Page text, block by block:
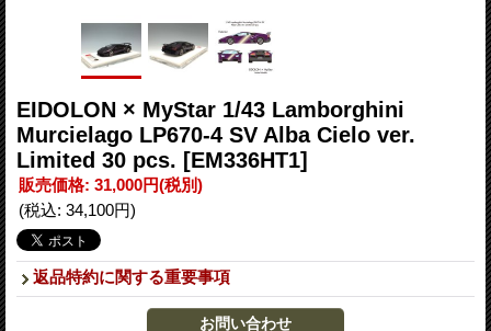
EIDOLON × MyStar 1/43 Lamborghini
Murcielago LP670-4 SV Alba Cielo ver.
Limited 30 pcs. [EM336HT1]
販売価格: 31,000円(税別)
(税込: 34,100円)
返品特約に関する重要事項